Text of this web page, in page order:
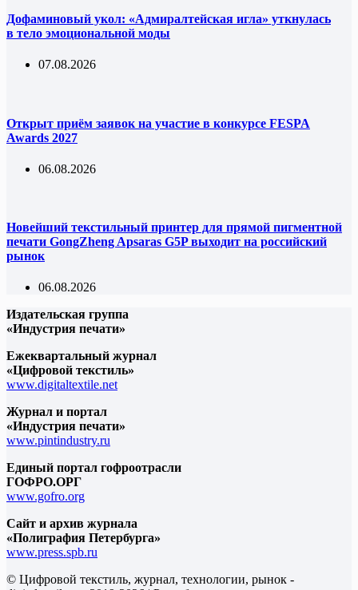
Дофаминовый укол: «Адмиралтейская игла» уткнулась
в тело эмоциональной моды
07.08.2026
Открыт приём заявок на участие в конкурсе FESPA
Awards 2027
06.08.2026
Новейший текстильный принтер для прямой пигментной
печати GongZheng Apsaras G5P выходит на российский
рынок
06.08.2026
Издательская группа
«Индустрия печати»
Ежеквартальный журнал
«Цифровой текстиль»
www.digitaltextile.net
Журнал и портал
«Индустрия печати»
www.pintindustry.ru
Единый портал гофроотрасли
ГОФРО.ОРГ
www.gofro.org
Сайт и архив журнала
«Полиграфия Петербурга»
www.press.spb.ru
© Цифровой текстиль, журнал, технологии, рынок -